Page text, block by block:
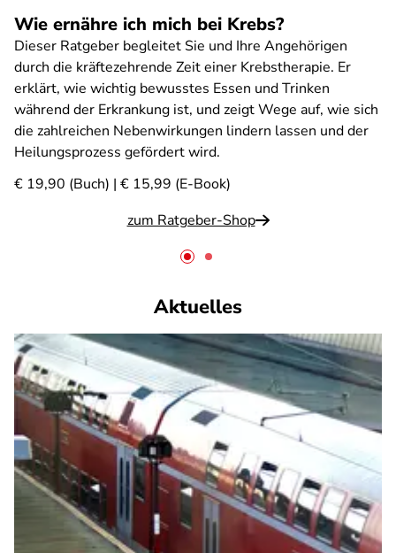
Wie ernähre ich mich bei Krebs?
Dieser Ratgeber begleitet Sie und Ihre Angehörigen
durch die kräftezehrende Zeit einer Krebstherapie. Er
erklärt, wie wichtig bewusstes Essen und Trinken
während der Erkrankung ist, und zeigt Wege auf, wie sich
die zahlreichen Nebenwirkungen lindern lassen und der
Heilungsprozess gefördert wird.
€ 19,90 (Buch) | € 15,99 (E-Book)
zum Ratgeber-Shop
Aktuelles